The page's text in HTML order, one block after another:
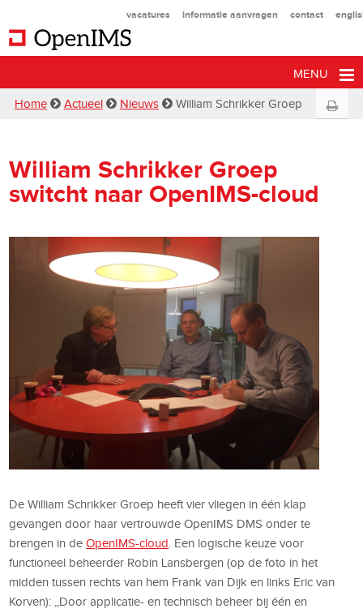
vacatures informatie aanvragen contact
MENU
Home Actueel Nieuws William Schrikker Groep
William Schrikker Groep
switcht naar OpenIMS-cloud
De William Schrikker Groep heeft vier vliegen in één klap
gevangen door haar vertrouwde OpenIMS DMS onder te
brengen in deOpenIMS-cloud . Een logische keuze voor
functioneel beheerder Robin Lansbergen (op de foto in het
midden tussen rechts van hem Frank van Dijk en links Eric van
Korven): ,,Door applicatie- en technisch beheer bij één en